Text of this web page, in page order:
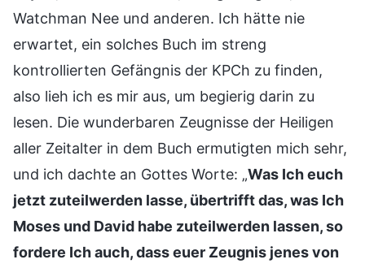
Watchman Nee und anderen. Ich hätte nie
erwartet, ein solches Buch im streng
kontrollierten Gefängnis der KPCh zu finden,
also lieh ich es mir aus, um begierig darin zu
lesen. Die wunderbaren Zeugnisse der Heiligen
aller Zeitalter in dem Buch ermutigten mich sehr,
und ich dachte an Gottes Worte: „Was Ich euch
jetzt zuteilwerden lasse, übertrifft das, was Ich
Moses und David habe zuteilwerden lassen, so
fordere Ich auch, dass euer Zeugnis jenes von